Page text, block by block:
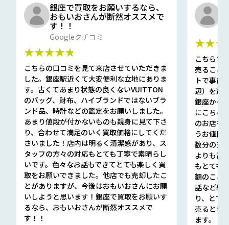
銀座で買取をお願いするなら、
おもいおさんが断然オススメで
す！！
Googleクチコミ
★★★★★
こちらの口コミを見て来店させていただきま
した。銀座駅近くて大変便利な立地にありま
す。古くてあまり状態の良くないVUITTON
のバッグ、財布、ハイブランドではないブラ
ンド品、時計などの鑑定をお願いしました。
あまり値段が付かないものも親身に見て下さ
り、合わせて満足のいく買取価格にしてくだ
さいました！店内は明るく清潔感があり、ス
タッフの方々の対応もとても丁寧で素晴らし
いです。色々なお話もできてとても楽しく買
取をお願いできました。他店でも売却したこ
とがありますが、今後はおもいおさんにお願
いしようと思います！銀座で買取をお願いす
るなら、おもいおさんが断然オススメで
す！！
こちらで
売ること
トで事前
辺）を選
銀座から
にこちら
のお店も
うお値段
数分の査
よりも高
もとても
額のこと
話など細
り、とて
売るとき
ます。